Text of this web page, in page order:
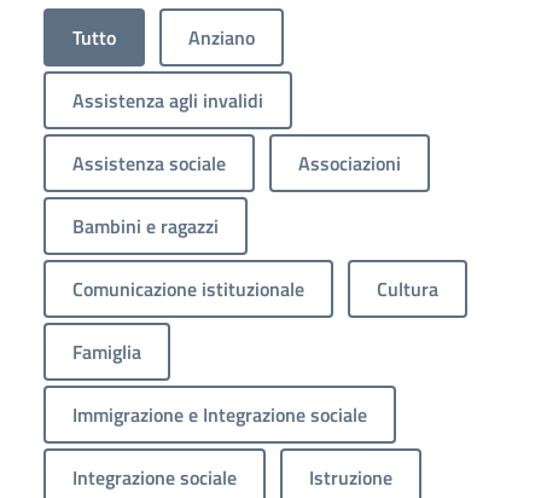
Tutto Anziano
Assistenza agli invalidi
Assistenza sociale Associazioni
Bambini e ragazzi
Comunicazione istituzionale Cultura
Famiglia
Immigrazione e Integrazione sociale
Integrazione sociale Istruzione